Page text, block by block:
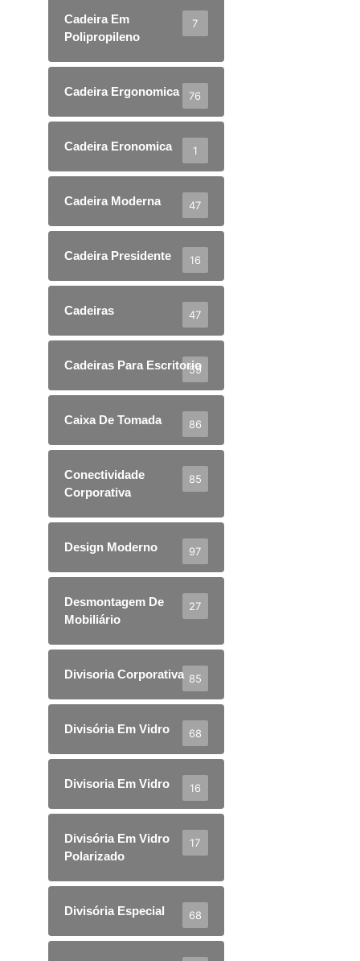
Cadeira Em
Polipropileno
7
Cadeira Ergonomica 76
Cadeira Eronomica 1
Cadeira Moderna 47
Cadeira Presidente 16
Cadeiras 47
Cadeiras Para Escritorio
59
Caixa De Tomada 86
Conectividade
Corporativa
85
Design Moderno 97
Desmontagem De
Mobiliário
27
Divisoria Corporativa 85
Divisória Em Vidro 68
Divisoria Em Vidro 16
Divisória Em Vidro
Polarizado
17
Divisória Especial 68